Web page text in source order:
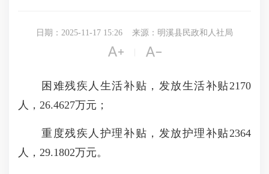
日期：2025-11-17 15:26 来源：明溪县民政和人社局
 
困难残疾人生活补贴，发放生活补贴2170
人，26.4627万元；
重度残疾人护理补贴，发放护理补贴2364
人，29.1802万元。